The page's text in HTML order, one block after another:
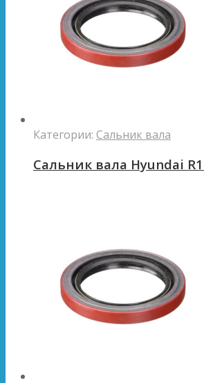
Категории: Сальник вала
Сальник вала Hyundai